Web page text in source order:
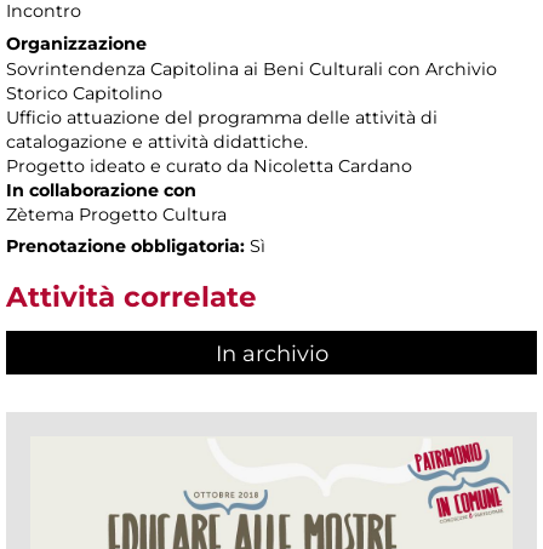
Incontro
Organizzazione
Sovrintendenza Capitolina ai Beni Culturali con Archivio
Storico Capitolino
Ufficio attuazione del programma delle attività di
catalogazione e attività didattiche.
Progetto ideato e curato da Nicoletta Cardano
In collaborazione con
Zètema Progetto Cultura
Prenotazione obbligatoria: Sì
Attività correlate
In archivio